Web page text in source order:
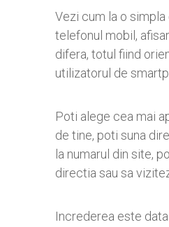
Vezi cum la o
telefonul mobil,
difera, totul fiind
utilizatorul de
Poti alege cea mai
de tine, poti suna
la numarul din site,
directia sau sa
Increderea este